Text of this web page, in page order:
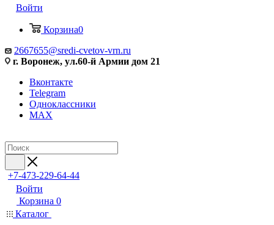
Войти
Корзина0
2667655@sredi-cvetov-vrn.ru
г. Воронеж, ул.60-й Армии дом 21
Вконтакте
Telegram
Одноклассники
MAX
+7-473-229-64-44
Войти
Корзина 0
Каталог